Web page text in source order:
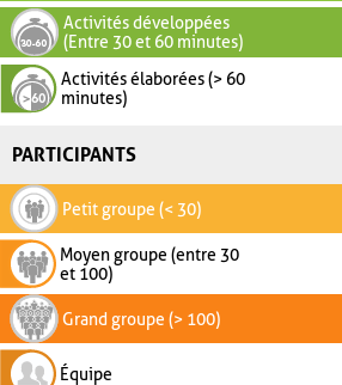
Activités développées
(Entre 30 et 60 minutes)
Activités élaborées (> 60
minutes)
PARTICIPANTS
Petit groupe (< 30)
Moyen groupe (entre 30
et 100)
Grand groupe (> 100)
Équipe